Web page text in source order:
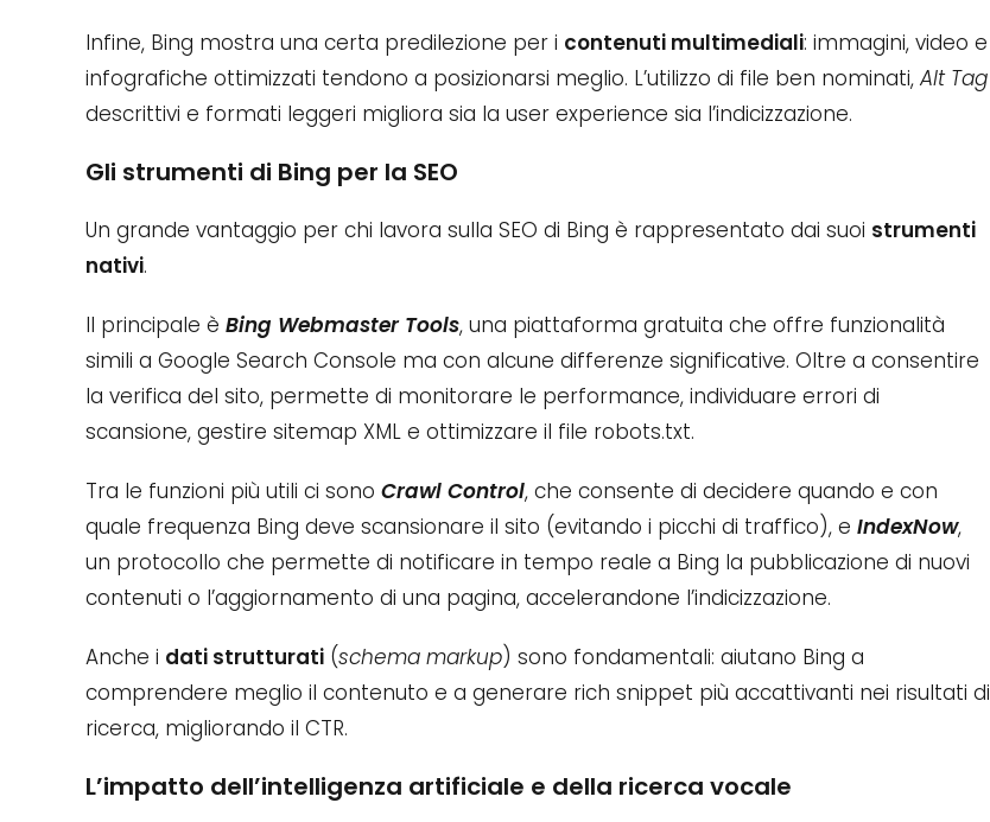
Infine, Bing mostra una certa predilezione per i contenuti multimediali: immagini, video e
infografiche ottimizzati tendono a posizionarsi meglio. L’utilizzo di file ben nominati, Alt Tag
descrittivi e formati leggeri migliora sia la user experience sia l’indicizzazione.
Gli strumenti di Bing per la SEO
Un grande vantaggio per chi lavora sulla SEO di Bing è rappresentato dai suoi strumenti
nativi.
Il principale è Bing Webmaster Tools, una piattaforma gratuita che offre funzionalità
simili a Google Search Console ma con alcune differenze significative. Oltre a consentire
la verifica del sito, permette di monitorare le performance, individuare errori di
scansione, gestire sitemap XML e ottimizzare il file robots.txt.
Tra le funzioni più utili ci sono Crawl Control, che consente di decidere quando e con
quale frequenza Bing deve scansionare il sito (evitando i picchi di traffico), e IndexNow,
un protocollo che permette di notificare in tempo reale a Bing la pubblicazione di nuovi
contenuti o l’aggiornamento di una pagina, accelerandone l’indicizzazione.
Anche i dati strutturati (schema markup) sono fondamentali: aiutano Bing a
comprendere meglio il contenuto e a generare rich snippet più accattivanti nei risultati di
ricerca, migliorando il CTR.
L’impatto dell’intelligenza artificiale e della ricerca vocale